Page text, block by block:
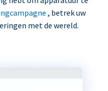
, betrek uw
met de wereld.